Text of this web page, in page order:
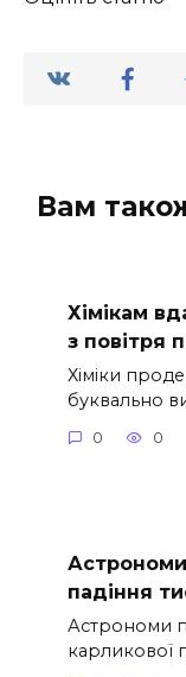
Вам
Хімікам
з повітря
Хіміки
буквально
0 0
Астрономи
падіння
Астрономи
карликової